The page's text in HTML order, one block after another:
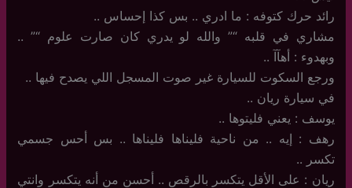
رائد حرك كتوفه : ما ادري .. بس كذا إحساس ..
مشاري في قلبه “” والله لو يدري كان صارت علوم “” ..
وبهدوء : أهآآ ..
ورجع السكوت للسيارة غير صوت المسجل اللي يصدح فيها ..
في سيارة ريان ..
يوسف : يعني فليتوها ..
رهف : إيه .. من ناحية فليناها فليناها .. بس أحس جسمي
تكسر ..
ريان : على الأقل يتكسر بالرقص .. أحسن من أنه يتكسر وانتي